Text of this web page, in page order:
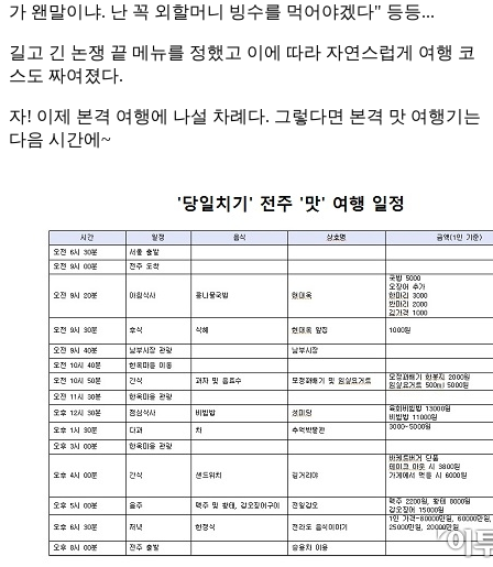
가 왠말이냐. 난 꼭 외할머니 빙수를 먹어야겠다" 등등...
길고 긴 논쟁 끝 메뉴를 정했고 이에 따라 자연스럽게 여행 코
스도 짜여졌다.
자! 이제 본격 여행에 나설 차례다. 그렇다면 본격 맛 여행기는
다음 시간에~